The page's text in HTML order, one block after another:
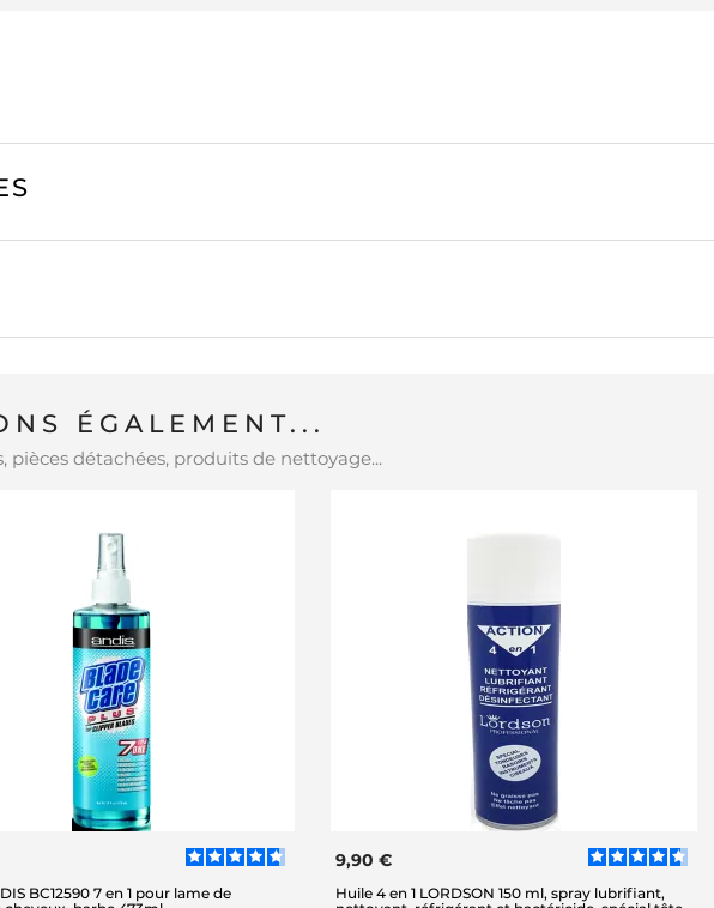
ÉGALEMENT...
pièces détachées, produits de nettoyage...
BC12590 7 en 1 pour lame de
9,90 €
Huile 4 en 1 LORDSON 150 ml, spray lubrifiant,